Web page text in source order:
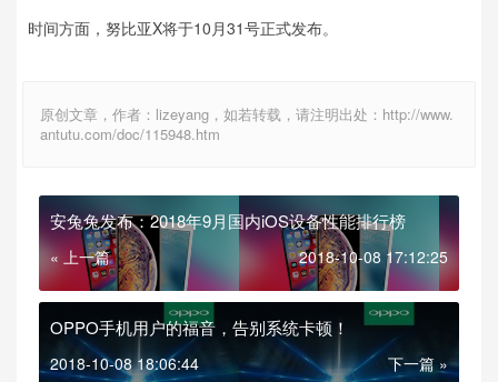
时间方面，努比亚X将于10月31号正式发布。
原创文章，作者：lizeyang，如若转载，请注明出处：http://www.
antutu.com/doc/115948.htm
安兔兔发布：2018年9月国内iOS设备性能排行榜
« 上一篇 2018-10-08 17:12:25
OPPO手机用户的福音，告别系统卡顿！
2018-10-08 18:06:44 下一篇 »